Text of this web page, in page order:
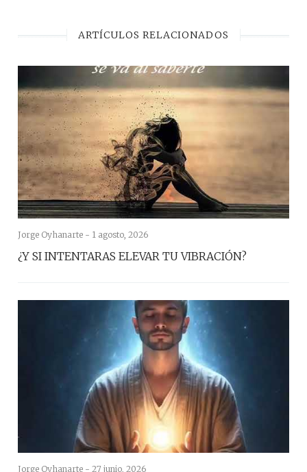
ARTÍCULOS RELACIONADOS
Jorge Oyhanarte - 1 agosto, 2026
¿Y SI INTENTARAS ELEVAR TU VIBRACIÓN?
Jorge Oyhanarte - 27 junio, 2026